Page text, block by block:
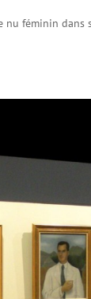
nu féminin